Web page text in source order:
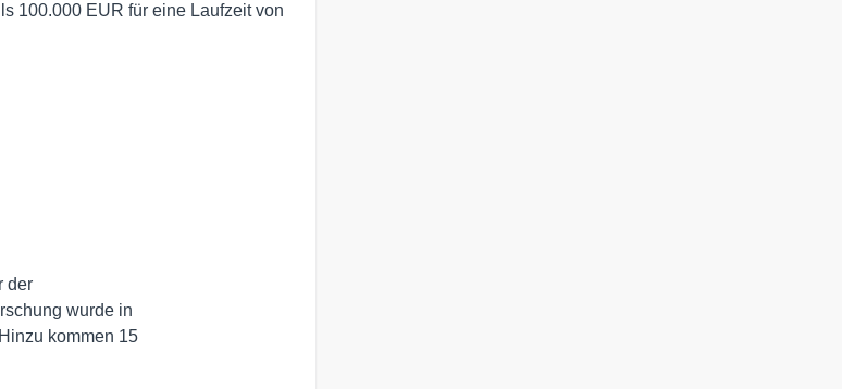
100.000 EUR für eine Laufzeit von
der
wurde in
kommen 15